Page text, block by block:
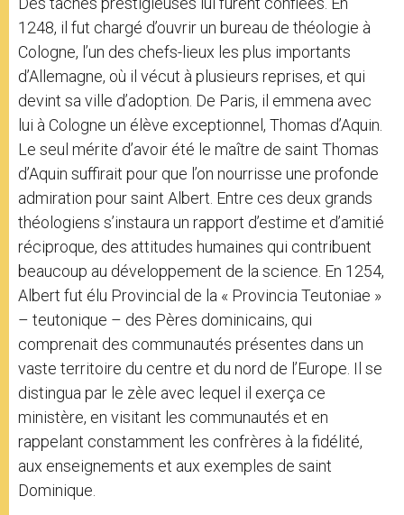
1248, il fut chargé d’ouvrir un bureau de théologie à
Cologne, l’un des chefs-lieux les plus importants
d’Allemagne, où il vécut à plusieurs reprises, et qui
devint sa ville d’adoption. De Paris, il emmena avec
lui à Cologne un élève exceptionnel, Thomas d’Aquin.
Le seul mérite d’avoir été le maître de saint Thomas
d’Aquin suffirait pour que l’on nourrisse une profonde
admiration pour saint Albert. Entre ces deux grands
théologiens s’instaura un rapport d’estime et d’amitié
réciproque, des attitudes humaines qui contribuent
beaucoup au développement de la science. En 1254,
Albert fut élu Provincial de la « Provincia Teutoniae »
– teutonique – des Pères dominicains, qui
comprenait des communautés présentes dans un
vaste territoire du centre et du nord de l’Europe. Il se
distingua par le zèle avec lequel il exerça ce
ministère, en visitant les communautés et en
rappelant constamment les confrères à la fidélité,
aux enseignements et aux exemples de saint
Dominique.